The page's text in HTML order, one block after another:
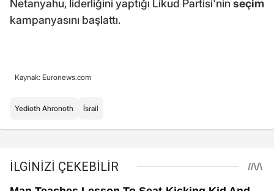
Netanyahu, liderliğini yaptığı Likud Partisi'ninseçim
kampanyasını başlattı.
Kaynak: Euronews.com
Yedioth Ahronoth İsrail